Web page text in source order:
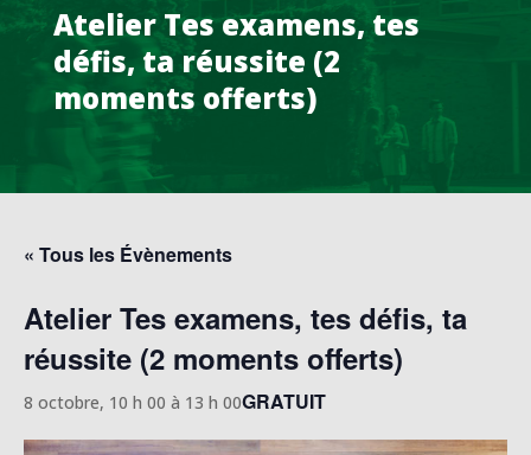
Atelier Tes examens, tes
défis, ta réussite (2
moments offerts)
« Tous les Évènements
Atelier Tes examens, tes défis, ta
réussite (2 moments offerts)
8 octobre, 10 h 00 à 13 h 00GRATUIT